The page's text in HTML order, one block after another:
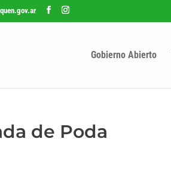
Gobierno Abierto
de Poda